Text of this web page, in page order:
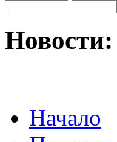
Новости:
Начало